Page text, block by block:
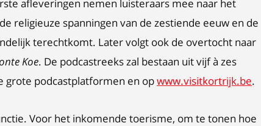
afleveringen nemen luisteraars mee naar het
religieuze spanningen van de zestiende eeuw en de
terechtkomt. Later volgt ook de overtocht naar
Koe. De podcastreeks zal bestaan uit vijf à zes
grote podcastplatformen en opwww.visitkortrijk.be.
Voor het inkomende toerisme, om te tonen hoe